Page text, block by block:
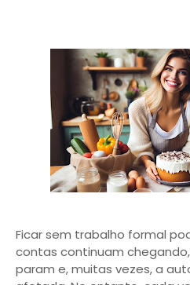
Ficar sem trabalho formal
contas continuam
param e, muitas vezes, a